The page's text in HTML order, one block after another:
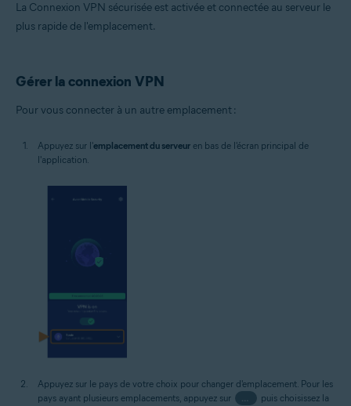
La Connexion VPN sécurisée est activée et connectée au serveur le
plus rapide de l'emplacement.
Gérer la connexion VPN
Pour vous connecter à un autre emplacement :
Appuyez sur l'emplacement du serveur en bas de l'écran principal de
l'application.
Appuyez sur le pays de votre choix pour changer d'emplacement. Pour les
pays ayant plusieurs emplacements, appuyez sur
…
puis choisissez la